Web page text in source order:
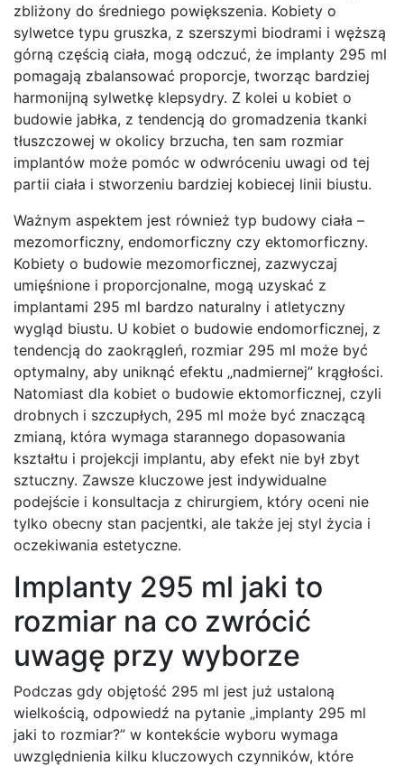
zbliżony do średniego powiększenia. Kobiety o
sylwetce typu gruszka, z szerszymi biodrami i węższą
górną częścią ciała, mogą odczuć, że implanty 295 ml
pomagają zbalansować proporcje, tworząc bardziej
harmonijną sylwetkę klepsydry. Z kolei u kobiet o
budowie jabłka, z tendencją do gromadzenia tkanki
tłuszczowej w okolicy brzucha, ten sam rozmiar
implantów może pomóc w odwróceniu uwagi od tej
partii ciała i stworzeniu bardziej kobiecej linii biustu.
Ważnym aspektem jest również typ budowy ciała –
mezomorficzny, endomorficzny czy ektomorficzny.
Kobiety o budowie mezomorficznej, zazwyczaj
umięśnione i proporcjonalne, mogą uzyskać z
implantami 295 ml bardzo naturalny i atletyczny
wygląd biustu. U kobiet o budowie endomorficznej, z
tendencją do zaokrągleń, rozmiar 295 ml może być
optymalny, aby uniknąć efektu „nadmiernej” krągłości.
Natomiast dla kobiet o budowie ektomorficznej, czyli
drobnych i szczupłych, 295 ml może być znaczącą
zmianą, która wymaga starannego dopasowania
kształtu i projekcji implantu, aby efekt nie był zbyt
sztuczny. Zawsze kluczowe jest indywidualne
podejście i konsultacja z chirurgiem, który oceni nie
tylko obecny stan pacjentki, ale także jej styl życia i
oczekiwania estetyczne.
Implanty 295 ml jaki to
rozmiar na co zwrócić
uwagę przy wyborze
Podczas gdy objętość 295 ml jest już ustaloną
wielkością, odpowiedź na pytanie „implanty 295 ml
jaki to rozmiar?” w kontekście wyboru wymaga
uwzględnienia kilku kluczowych czynników, które